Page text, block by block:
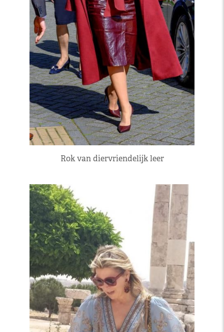
Rok van diervriendelijk leer